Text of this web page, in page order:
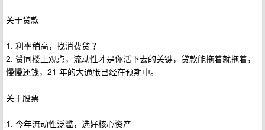
关于贷款
1. 利率稍高，找消费贷 ？
2. 赞同楼上观点，流动性才是你活下去的关键，贷款能拖着就拖着，
慢慢还钱，21 年的大通胀已经在预期中。
关于股票
1. 今年流动性泛滥，选好核心资产